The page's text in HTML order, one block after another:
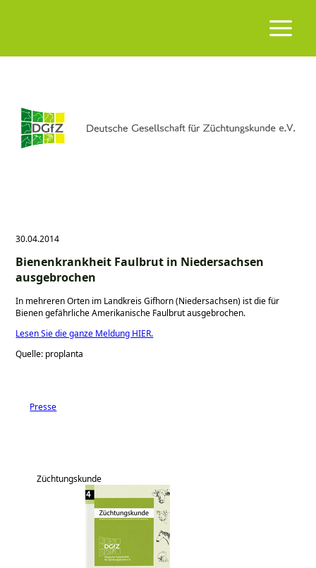
30.04.2014
Bienenkrankheit Faulbrut in Niedersachsen
ausgebrochen
In mehreren Orten im Landkreis Gifhorn (Niedersachsen) ist die für
Bienen gefährliche Amerikanische Faulbrut ausgebrochen.
Lesen Sie die ganze Meldung HIER.
Quelle: proplanta
Presse
Züchtungskunde